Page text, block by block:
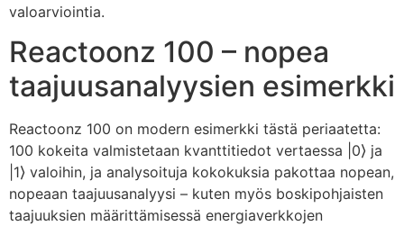
valoarviointia.
Reactoonz 100 – nopea
taajuusanalyysien esimerkki
Reactoonz 100 on modern esimerkki tästä periaatetta:
100 kokeita valmistetaan kvanttitiedot vertaessa |0⟩ ja
|1⟩ valoihin, ja analysoituja kokokuksia pakottaa nopean,
nopeaan taajuusanalyysi – kuten myös boskipohjaisten
taajuuksien määrittämisessä energiaverkkojen